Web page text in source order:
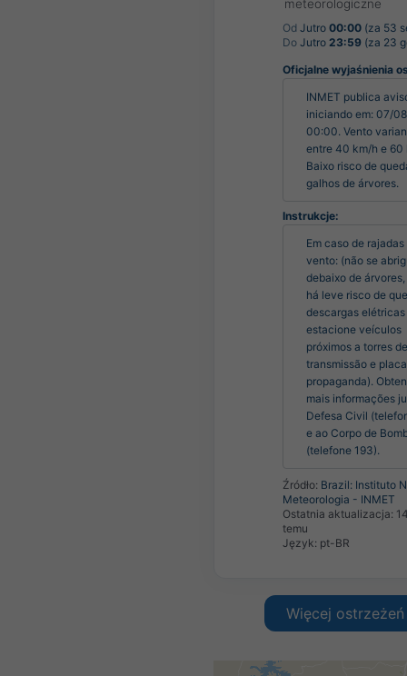
meteorologiczne
Od Jutro 00:00 (za 53
Do Jutro 23:59 (za 23
Oficjalne wyjaśnienia
INMET publica
iniciando em: 07/
00:00. Vento
entre 40 km/h e 60
Baixo risco de
galhos de árvores.
Instrukcje:
Em caso de rajadas
vento: (não se
debaixo de
há leve risco de
descargas elétricas
estacione veículos
próximos a torres de
transmissão e
propaganda).
mais informações
Defesa Civil
e ao Corpo de
(telefone 193).
Źródło: Brazil: Instituto
Meteorologia - INMET
Ostatnia aktualizacja:
temu
Język: pt-BR
Więcej ostrzeżeń